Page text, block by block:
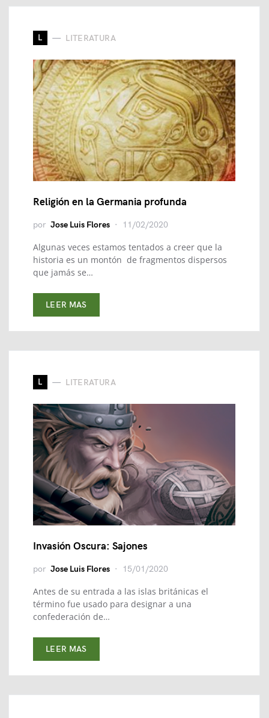
L LITERATURA
Religión en la Germania profunda
por Jose Luis Flores 11/02/2020
Algunas veces estamos tentados a creer que la
historia es un montón de fragmentos dispersos
que jamás se…
LEER MAS
L LITERATURA
Invasión Oscura: Sajones
por Jose Luis Flores 15/01/2020
Antes de su entrada a las islas británicas el
término fue usado para designar a una
confederación de…
LEER MAS